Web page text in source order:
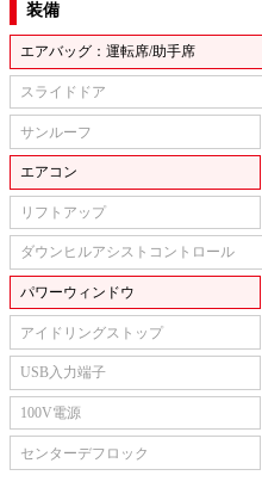
装備
エアバッグ：運転席/助手席
スライドドア
サンルーフ
エアコン
リフトアップ
ダウンヒルアシストコントロール
パワーウィンドウ
アイドリングストップ
USB入力端子
100V電源
センターデフロック